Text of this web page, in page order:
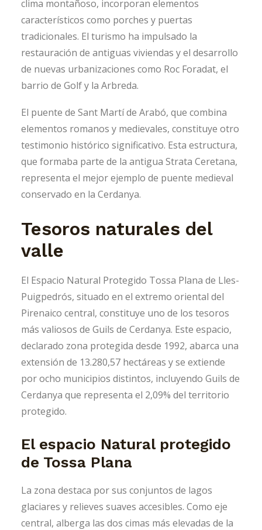
clima montañoso, incorporan elementos
característicos como porches y puertas
tradicionales. El turismo ha impulsado la
restauración de antiguas viviendas y el desarrollo
de nuevas urbanizaciones como Roc Foradat, el
barrio de Golf y la Arbreda.
El puente de Sant Martí de Arabó, que combina
elementos romanos y medievales, constituye otro
testimonio histórico significativo. Esta estructura,
que formaba parte de la antigua Strata Ceretana,
representa el mejor ejemplo de puente medieval
conservado en la Cerdanya.
Tesoros naturales del
valle
El Espacio Natural Protegido Tossa Plana de Lles-
Puigpedrós, situado en el extremo oriental del
Pirenaico central, constituye uno de los tesoros
más valiosos de Guils de Cerdanya. Este espacio,
declarado zona protegida desde 1992, abarca una
extensión de 13.280,57 hectáreas y se extiende
por ocho municipios distintos, incluyendo Guils de
Cerdanya que representa el 2,09% del territorio
protegido.
El espacio Natural protegido
de Tossa Plana
La zona destaca por sus conjuntos de lagos
glaciares y relieves suaves accesibles. Como eje
central, alberga las dos cimas más elevadas de la